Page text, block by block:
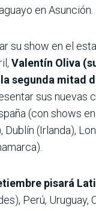
en Asunción.
su show en el
Valentín Oliva
segunda mitad
sus nuevas
(con shows
Dublín (Irlanda),
pisará
Perú, Uruguay,